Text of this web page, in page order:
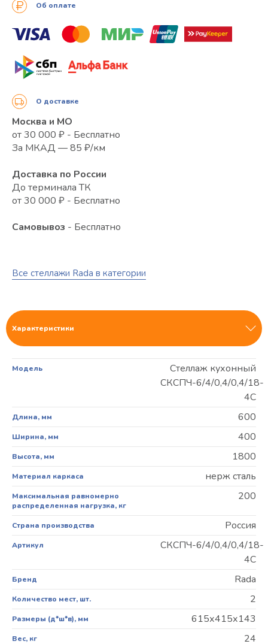
Все стеллажи Rada в категории
Об оплате
О доставке
Москва и МО
от 30 000 ₽ - Бесплатно
За МКАД — 85 ₽/км
Доставка по России
До терминала ТК
от 30 000 ₽ - Бесплатно
Самовывоз - Бесплатно
Характеристики
Модель
Стеллаж кухонный
СКСПЧ-6/4/0,4/0,4/18-
4С
Длина, мм 600
Ширина, мм 400
Высота, мм 1800
Материал каркаса нерж сталь
Максимальная равномерно
распределенная нагрузка, кг
200
Страна производства Россия
Артикул
СКСПЧ-6/4/0,4/0,4/18-
4С
Бренд Rada
Количество мест, шт. 2
Размеры (д*ш*в), мм 615х415х143
Вес, кг 24